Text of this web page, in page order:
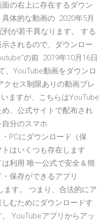
の右上に存在するダウン
体的な動画の 2020年5月
が若干異なります。 する
されるので、ダウンロー
の前 2019年10月16日
、YouTube動画をダウンロ
クセス制限ありの動画プレ
ますが、こちらはYouTube
、公式サイトで配布され
分のスマホ
PCにダウンロード（保
はいくつも存在します
利用 唯一公式で安全＆簡
保存ができるアプリ
ます。 つまり、合法的にア
むためにダウンロードす
YouTubeアプリからアッ